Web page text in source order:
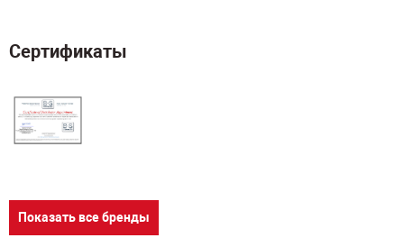
Сертификаты
Показать все бренды